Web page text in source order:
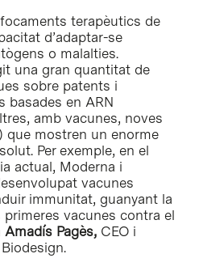
terapèutics de
d’adaptar-se
o malalties.
una gran quantitat de
sobre patents i
basades en ARN
amb vacunes, noves
que mostren un enorme
Per exemple, en el
actual, Moderna i
vacunes
immunitat, guanyant la
primeres vacunes contra el
Amadís Pagès, CEO i